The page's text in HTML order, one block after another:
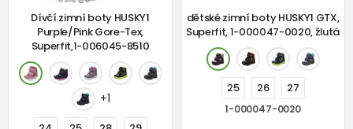
Dívčí zimní boty HUSKY1
Purple/Pink Gore-Tex,
Superfit,1-006045-8510
+1
dětské zimní boty HUSKY1 GTX,
Superfit, 1-000047-0020, žlutá
25 26 27
1-000047-0020